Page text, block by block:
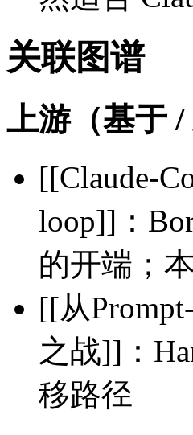
关联图谱
上游（基于 /
[[Claude-
loop]]：
的开端；
[[从
之战]]：
移路径